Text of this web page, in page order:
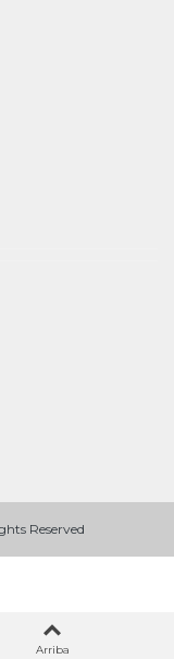
Reserved
Arriba